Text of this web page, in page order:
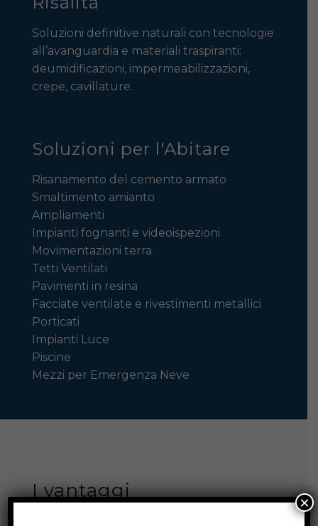
Soluzioni definitive naturali con tecnologie
all’avanguardia e materiali traspiranti:
deumidificazioni, impermeabilizzazioni,
crepe, cavillature.
Soluzioni per l'Abitare
Risanamento del cemento armato
Smaltimento amianto
Ampliamenti
Impianti fognanti e videoispezioni
Movimentazioni terra
Tetti Ventilati
Pavimenti in resina
Facciate ventilate e rivestimenti metallici
Porticati
Impianti Luce
Piscine
Mezzi per Emergenza Neve
I vantaggi
×